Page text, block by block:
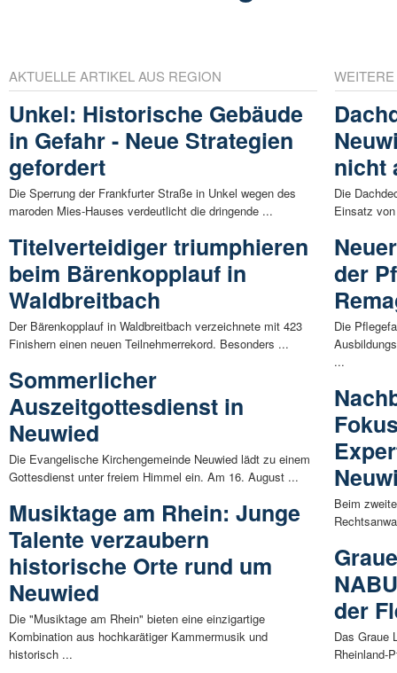
AKTUELLE ARTIKEL AUS REGION
Unkel: Historische Gebäude
in Gefahr - Neue Strategien
gefordert
Die Sperrung der Frankfurter Straße in Unkel wegen des
maroden Mies-Hauses verdeutlicht die dringende ...
Titelverteidiger triumphieren
beim Bärenkopplauf in
Waldbreitbach
Der Bärenkopplauf in Waldbreitbach verzeichnete mit 423
Finishern einen neuen Teilnehmerrekord. Besonders ...
Sommerlicher
Auszeitgottesdienst in
Neuwied
Die Evangelische Kirchengemeinde Neuwied lädt zu einem
Gottesdienst unter freiem Himmel ein. Am 16. August ...
Musiktage am Rhein: Junge
Talente verzaubern
historische Orte rund um
Neuwied
Die "Musiktage am Rhein" bieten eine einzigartige
Kombination aus hochkarätiger Kammermusik und
historisch ...
nicht
Die
Einsatz
der
Die
...
Beim
der
Das Graue
Rheinland-